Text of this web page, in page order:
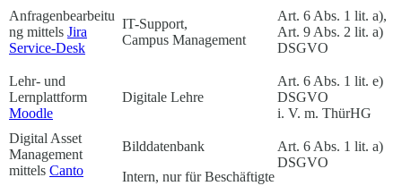
Anfragenbearbeitu
ng mittels Jira
Service-Desk
IT-Support,
Campus Management
Art. 6 Abs. 1 lit. a),
Art. 9 Abs. 2 lit. a)
DSGVO
Lehr- und
Lernplattform
Moodle
Digitale Lehre
Art. 6 Abs. 1 lit. e)
DSGVO
i. V. m. ThürHG
Digital Asset
Management
mittels Canto
Bilddatenbank
Intern, nur für Beschäftigte
Art. 6 Abs. 1 lit. a)
DSGVO